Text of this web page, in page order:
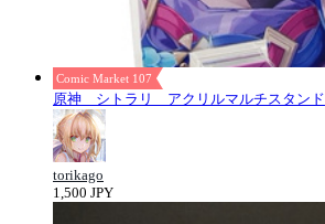
Comic Market 107
原神 シトラリ アクリルマルチスタンド
torikago
1,500 JPY